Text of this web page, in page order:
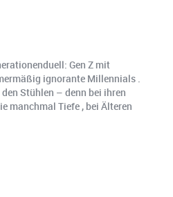
Gen Z mit
ignorante Millennials ‍.
Stühlen – denn bei ihren
manchmal Tiefe , bei Älteren